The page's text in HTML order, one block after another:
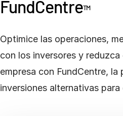
FundCentreTM
Optimice las operaciones,
con los inversores y
empresa con FundCentre,
inversiones alternativas